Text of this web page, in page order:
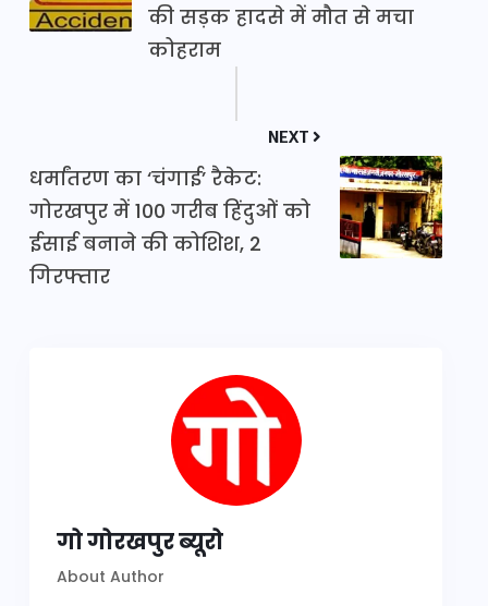
की सड़क हादसे में मौत से मचा
कोहराम
NEXT
धर्मांतरण का ‘चंगाई’ रैकेट:
गोरखपुर में 100 गरीब हिंदुओं को
ईसाई बनाने की कोशिश, 2
गिरफ्तार
गो गोरखपुर ब्यूरो
About Author